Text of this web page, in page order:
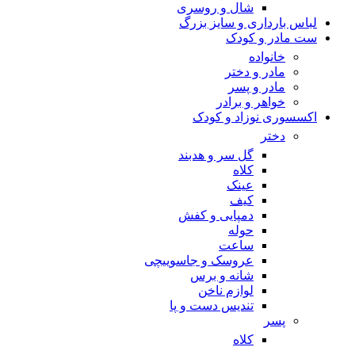
شال و روسری
لباس بارداری و سایز بزرگ
ست مادر و کودک
خانواده
مادر و دختر
مادر و پسر
خواهر و برادر
اکسسوری نوزاد و کودک
دختر
گل سر و هدبند
کلاه
عینک
کیف
دمپایی و کفش
حوله
ساعت
عروسک و جاسوییچی
شانه و برس
لوازم ناخن
تندیس دست و پا
پسر
کلاه